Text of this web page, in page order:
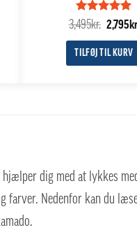
Vurderet5
3,495kr. Den
pris
var:
2,795
TILFØJ TIL KURV
dig med at lykkes
Nedenfor kan du